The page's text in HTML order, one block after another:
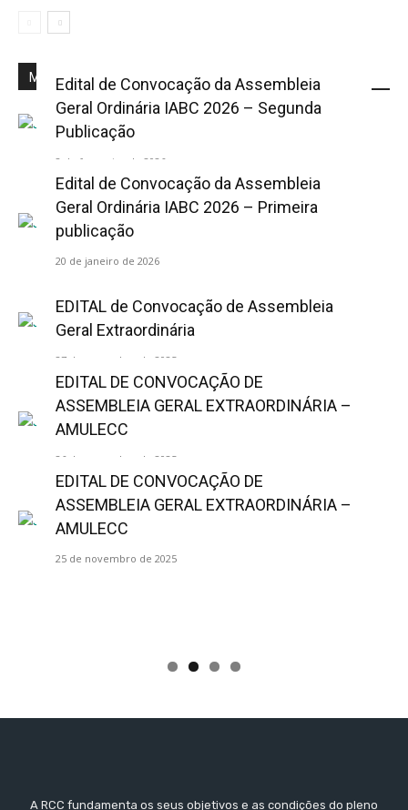
Mais Popular
Edital de Convocação da Assembleia
Geral Ordinária IABC 2026 – Segunda
Publicação
2 de fevereiro de 2026
Edital de Convocação da Assembleia
Geral Ordinária IABC 2026 – Primeira
publicação
20 de janeiro de 2026
EDITAL de Convocação de Assembleia
Geral Extraordinária
27 de novembro de 2025
EDITAL DE CONVOCAÇÃO DE
ASSEMBLEIA GERAL EXTRAORDINÁRIA –
AMULECC
26 de novembro de 2025
EDITAL DE CONVOCAÇÃO DE
ASSEMBLEIA GERAL EXTRAORDINÁRIA –
AMULECC
25 de novembro de 2025
A RCC fundamenta os seus objetivos e as condições do pleno